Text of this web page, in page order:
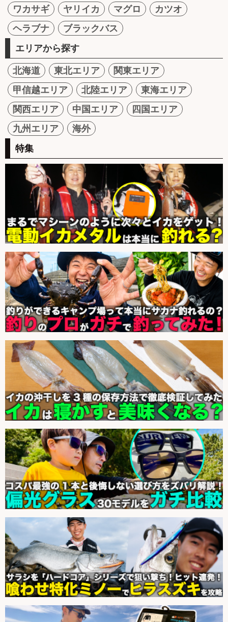
ワカサギ
ヤリイカ マグロ
カツオ
ヘラブナ
ブラックバス
エリアから探す
北海道 東北エリア
関東エリア
甲信越エリア
北陸エリア
東海エリア
関西エリア
中国エリア
四国エリア
九州エリア
海外
特集